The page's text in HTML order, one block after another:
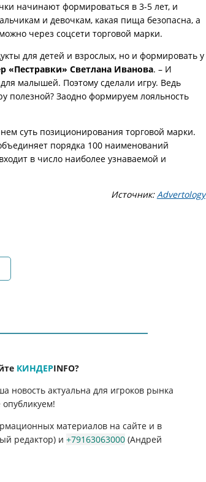
начинают формироваться в 3-5 лет, и
и девочкам, какая пища безопасна, а
через соцсети торговой марки.
для детей и взрослых, но и формировать у
«Пестравки» Светлана Иванова. – И
малышей. Поэтому сделали игру. Ведь
полезной? Заодно формируем лояльность
суть позиционирования торговой марки.
порядка 100 наименований
в число наиболее узнаваемой и
Источник:Advertology
КИНДЕРINFO?
новость актуальна для игроков рынка
материалов на сайте и в
редактор) и+79163063000 (Андрей